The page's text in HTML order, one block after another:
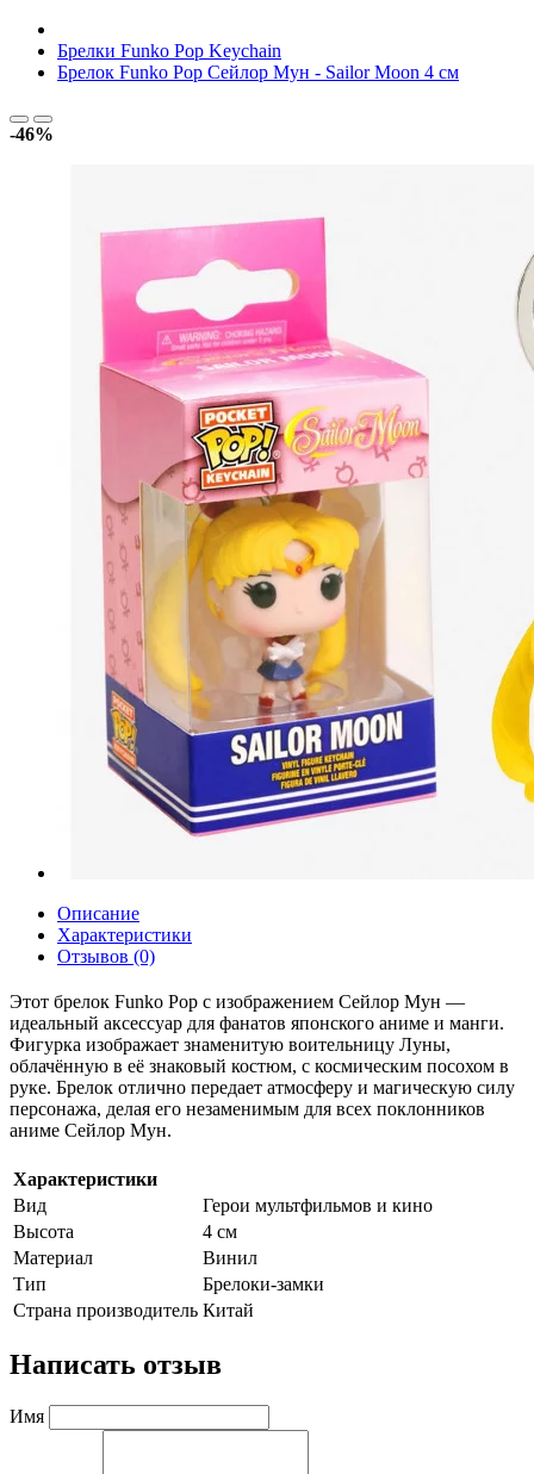
Брелки Funko Pop Keychain
Брелок Funko Pop Сейлор Мун - Sailor Moon 4 см
-46%
Описание
Характеристики
Отзывов (0)
Этот брелок Funko Pop с изображением Сейлор Мун —
идеальный аксессуар для фанатов японского аниме и манги.
Фигурка изображает знаменитую воительницу Луны,
облачённую в её знаковый костюм, с космическим посохом в
руке. Брелок отлично передает атмосферу и магическую силу
персонажа, делая его незаменимым для всех поклонников
аниме Сейлор Мун.
Характеристики
Вид
Герои мультфильмов и кино
Высота
4 см
Материал
Винил
Тип
Брелоки-замки
Страна производитель Китай
Написать отзыв
Имя